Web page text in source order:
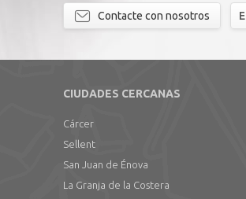
Contacte con nosotros
CIUDADES CERCANAS
Cárcer
Sellent
San Juan de Énova
La Granja de la Costera